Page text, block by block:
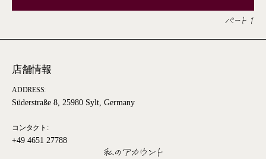
パート 1
店舗情報
ADDRESS:
Süderstraße 8, 25980 Sylt, Germany
コンタクト:
+49 4651 27788
私のアカウント